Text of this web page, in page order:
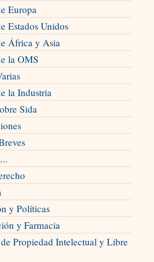
Europa
Estados Unidos
África y Asia
la OMS
la Industria
Sida
y Políticas
y Farmacia
Propiedad Intelectual y Libre